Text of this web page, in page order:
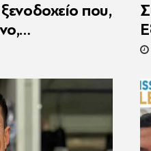
που,
με 216